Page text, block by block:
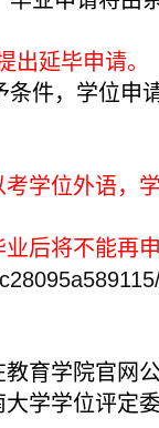
延毕申请。
条件，学位申
学位外语，
后将不能再申
教育学院官网
学学位评定